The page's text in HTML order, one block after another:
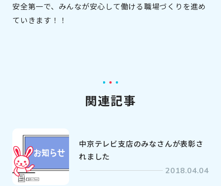
安全第一で、みんなが安心して働ける職場づくりを進め
ていきます！！
関連記事
中京テレビ支店のみなさんが表彰さ
れました
2018.04.04